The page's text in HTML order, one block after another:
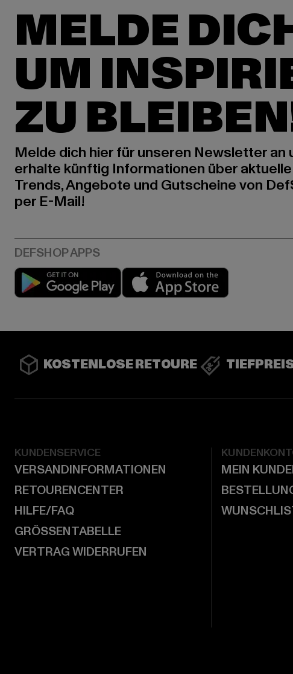
MELDE
UM
ZU
Melde dich hier für unseren Newsletter an
erhalte künftig Informationen über aktuelle
Trends, Angebote und Gutscheine von
per E-Mail!
Play market
KOSTENLOSE RETOURE
KUNDENSERVICE
VERSANDINFORMATIONEN
RETOURENCENTER
HILFE/FAQ
GRÖSSENTABELLE
VERTRAG WIDERRUFEN
MEIN